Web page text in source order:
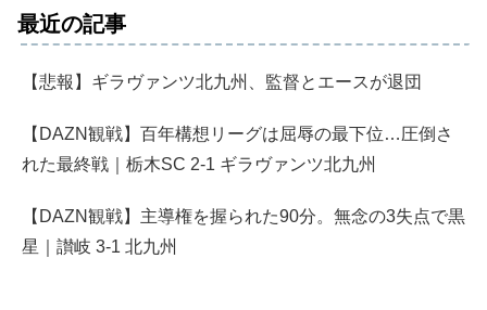
最近の記事
【悲報】ギラヴァンツ北九州、監督とエースが退団
【DAZN観戦】百年構想リーグは屈辱の最下位…圧倒さ
れた最終戦｜栃木SC 2-1 ギラヴァンツ北九州
【DAZN観戦】主導権を握られた90分。無念の3失点で黒
星｜讃岐 3-1 北九州